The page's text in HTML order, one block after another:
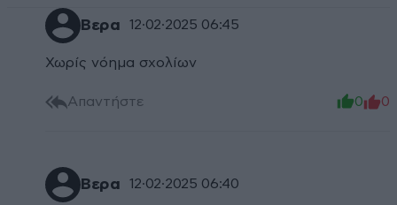
Βερα 12·02·2025 06:45
Χωρίς νόημα σχολίων
Απαντήστε 0 0
Βερα 12·02·2025 06:40